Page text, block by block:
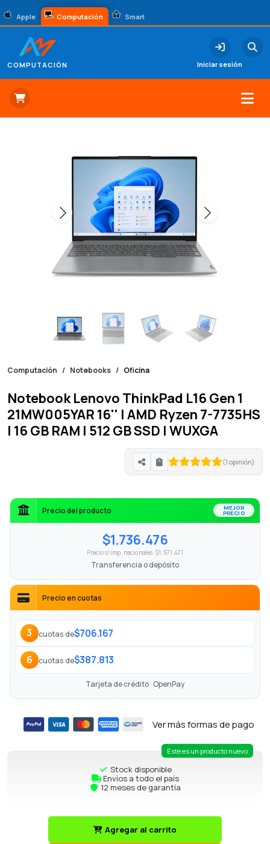
Apple Computación Smart
COMPUTACIÓN Iniciar sesión
Computación Notebooks Oficina
Notebook Lenovo ThinkPad L16 Gen 1
21MW005YAR 16'' | AMD Ryzen 7-7735HS
| 16 GB RAM | 512 GB SSD | WUXGA
(1 opinión)
Precio del producto MEJOR
PRECIO
$1.736.476
Precio s/imp. nacionales: $1.571.471
Transferencia o depósito
Precio en cuotas
3 cuotas de$706.167
6 cuotas de$387.813
Tarjeta de crédito · OpenPay
Ver más formas de pago
Este es un producto nuevo
Stock disponible
Envíos a todo el país
12 meses de garantía
Agregar al carrito